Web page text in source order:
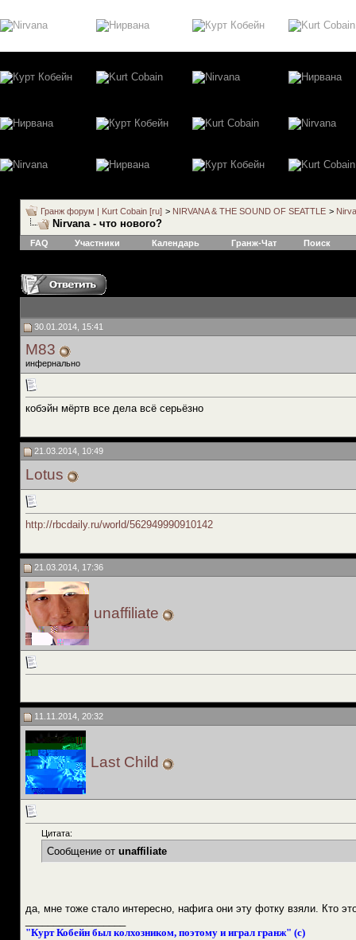
Гранж форум | Kurt Cobain [ru] > NIRVANA & THE SOUND OF SEATTLE >
Nirvana - что нового?
FAQ Участники Календарь Гранж-Чат Поиск
30.01.2014, 15:41
M83
инфернально
кобэйн мёртв все дела всё серьёзно
21.03.2014, 10:49
Lotus
http://rbcdaily.ru/world/562949990910142
21.03.2014, 17:36
unaffiliate
11.11.2014, 20:32
Last Child
Цитата:
Сообщение от unaffiliate
да, мне тоже стало интересно, нафига они эту фотку взяли. Кто
"Курт Кобейн был колхозником, поэтому и играл гранж" (с)